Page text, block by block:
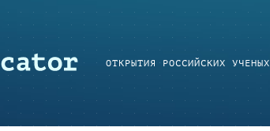
ОТКРЫТИЯ РОССИЙСКИХ УЧЕНЫХ